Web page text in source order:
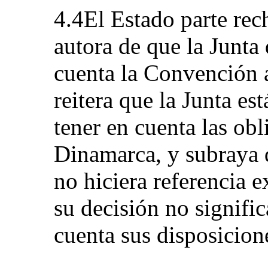
4.4El Estado parte
autora de que la
cuenta la Convención
reitera que la Junta
tener en cuenta las
Dinamarca, y subraya
no hiciera referencia
su decisión no
cuenta sus